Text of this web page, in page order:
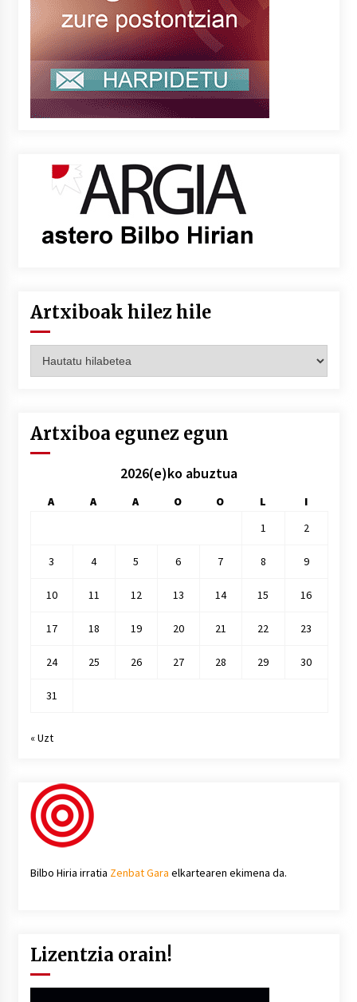
Artxiboak hilez hile
hilez
Artxiboa egunez egun
2026(e)ko abuztua
A A A O O L
I
1
2
3 4 5 6 7 8 9
10 11 12 13 14 15 16
17 18 19 20 21 22 23
24 25 26 27 28 29 30
31
« Uzt
Bilbo Hiria irratia Zenbat Gara elkartearen ekimena da.
Lizentzia orain!